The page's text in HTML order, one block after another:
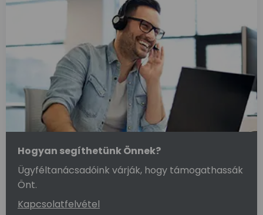
Hogyan segíthetünk Önnek?
Ügyféltanácsadóink várják, hogy támogathassák
Önt.
Kapcsolatfelvétel